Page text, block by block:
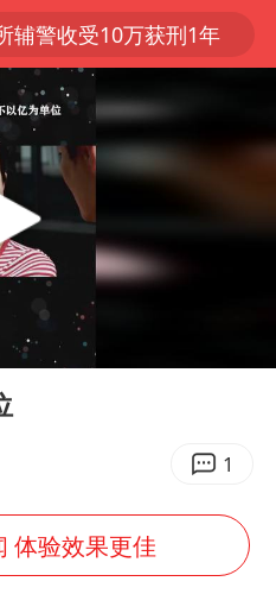
辅警收受10万获刑1年
海豚进入48小时警戒线
海豚影响中国已成定局
足1分钟轰2球
技发行价格150.80元/股
渠道价一箱上涨近百元
不关空调 电费会更低吗
设得更加坚强有力
1
体验效果更佳